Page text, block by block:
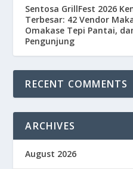
Sentosa GrillFest 2026
Terbesar: 42 Vendor
Omakase Tepi Pantai,
Pengunjung
RECENT COMMENTS
ARCHIVES
August 2026